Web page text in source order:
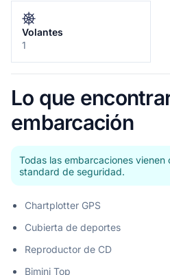
Volantes
1
Lo que
embarcación
Todas las embarcaciones vienen
standard de seguridad.
Chartplotter GPS
Cubierta de deportes
Reproductor de CD
Bimini Top